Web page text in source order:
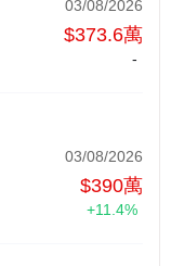
03/08/2026
$373.6萬
-
03/08/2026
$390萬
+11.4%